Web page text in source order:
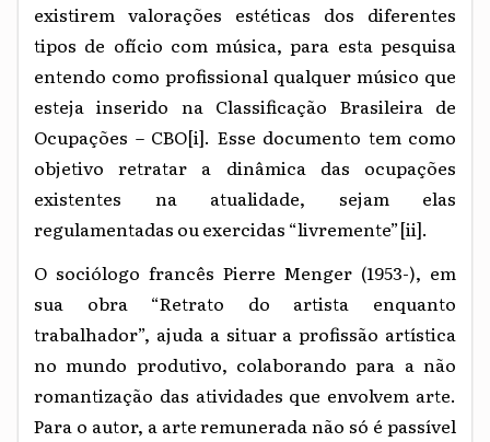
existirem valorações estéticas dos diferentes
tipos de ofício com música, para esta pesquisa
entendo como profissional qualquer músico que
esteja inserido na Classificação Brasileira de
Ocupações – CBO[i]. Esse documento tem como
objetivo retratar a dinâmica das ocupações
existentes na atualidade, sejam elas
regulamentadas ou exercidas “livremente”[ii].
O sociólogo francês Pierre Menger (1953-), em
sua obra “Retrato do artista enquanto
trabalhador”, ajuda a situar a profissão artística
no mundo produtivo, colaborando para a não
romantização das atividades que envolvem arte.
Para o autor, a arte remunerada não só é passível